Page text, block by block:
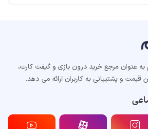
به عنوان مرجع خرید درون بازی و گیفت کارت،
قیمت و پشتییانی به کاربران ارائه می دهد.